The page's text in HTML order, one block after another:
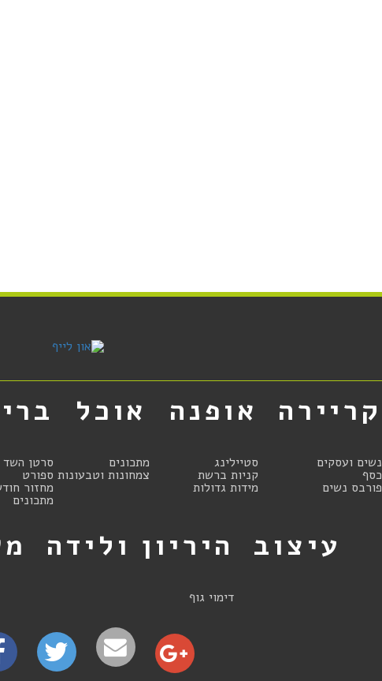
קריירה
נשים ועסקים
כסף
פורבס נשים
אופנה
סטיילינג
קניות ברשת
מידות גדולות
אוכל
מתכונים
צמחונות וטבעונות
סרטן השד
ספורט
מחזור
מתכונים
עיצוב היריון ולידה
דימוי גוף